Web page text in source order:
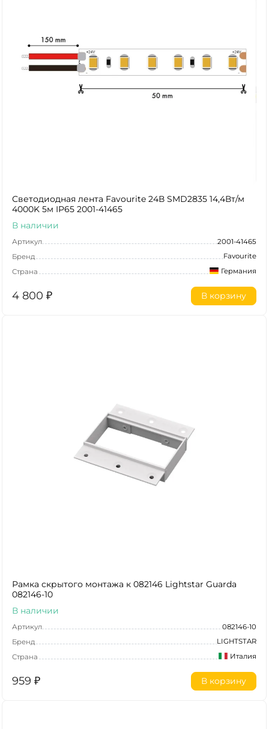
Светодиодная лента Favourite 24В SMD2835 14,4Вт/м
4000K 5м IP65 2001-41465
В наличии
Артикул
2001-41465
Бренд
Favourite
Страна
Германия
4 800 ₽ В корзину
Рамка скрытого монтажа к 082146 Lightstar Guarda
082146-10
В наличии
Артикул
082146-10
Бренд
LIGHTSTAR
Страна
Италия
959 ₽ В корзину